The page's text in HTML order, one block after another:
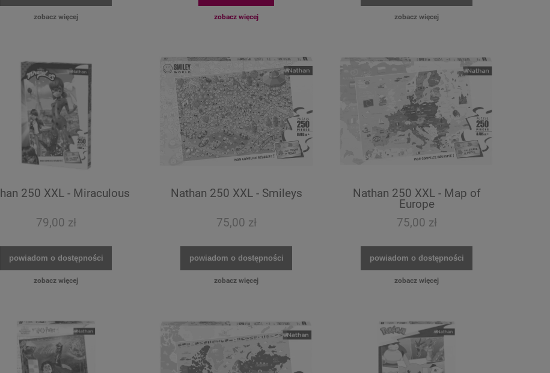
zobacz więcej zobacz więcej zobacz więcej
250 XXL - Miraculous
79,00 zł
powiadom o dostępności
zobacz więcej
Nathan 250 XXL - Smileys
75,00 zł
powiadom o dostępności
zobacz więcej
Nathan 250 XXL - Map of
Europe
75,00 zł
powiadom o dostępności
zobacz więcej